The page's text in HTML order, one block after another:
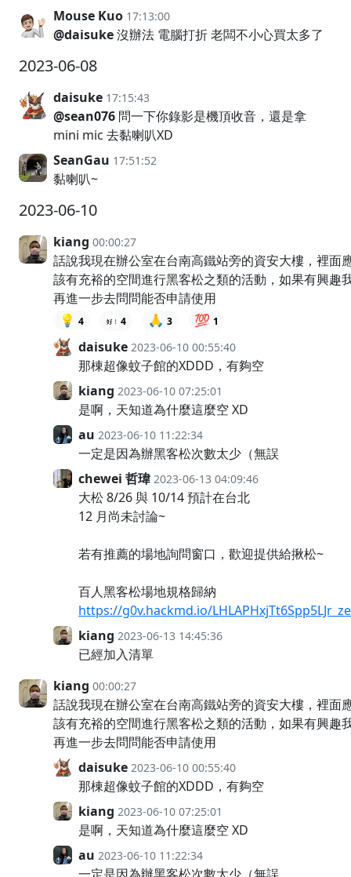
Mouse Kuo 17:13:00
@daisuke沒辦法 電腦打折 老闆不小心買太多了
2023-06-08
daisuke 17:15:43
@sean076 問一下你錄影是機頂收音，還是拿
mini mic 去黏喇叭XD
SeanGau 17:51:52
黏喇叭~
2023-06-10
kiang 00:00:27
話說我現在辦公室在台南高鐵站旁的資安大樓，裡面
該有充裕的空間進行黑客松之類的活動，如果有興趣
再進一步去問問能否申請使用
💡 4 4 🙏 3 💯 1
daisuke 2023-06-10 00:55:40
那棟超像蚊子館的XDDD，有夠空
kiang 2023-06-10 07:25:01
是啊，天知道為什麼這麼空 XD
au 2023-06-10 11:22:34
一定是因為辦黑客松次數太少（無誤
chewei 哲瑋 2023-06-13 04:09:46
大松 8/26 與 10/14 預計在台北
12 月尚未討論~
若有推薦的場地詢問窗口，歡迎提供給揪松~
百人黑客松場地規格歸納
https://g0v.hackmd.io/
kiang 2023-06-13 14:45:36
已經加入清單
kiang 00:00:27
話說我現在辦公室在台南高鐵站旁的資安大樓，裡面
該有充裕的空間進行黑客松之類的活動，如果有興趣
再進一步去問問能否申請使用
daisuke 2023-06-10 00:55:40
那棟超像蚊子館的XDDD，有夠空
kiang 2023-06-10 07:25:01
是啊，天知道為什麼這麼空 XD
au 2023-06-10 11:22:34